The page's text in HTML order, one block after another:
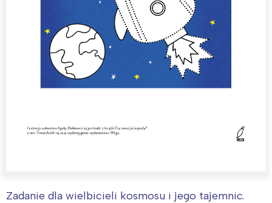
Zadanie dla wielbicieli kosmosu i jego tajemnic.